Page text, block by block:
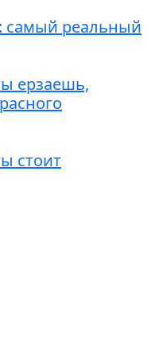
самый реальный
ерзаешь,
стоит